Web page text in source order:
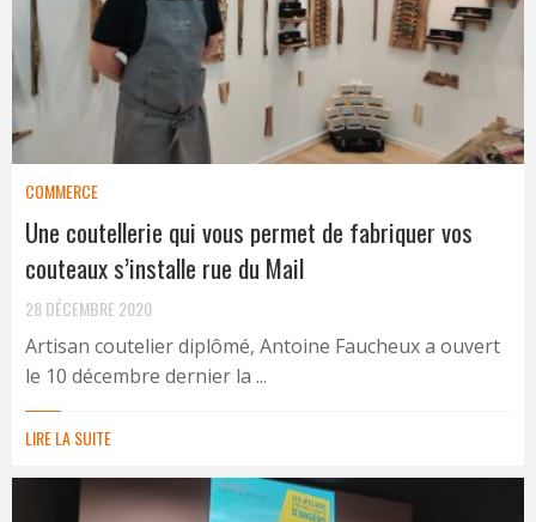
COMMERCE
Une coutellerie qui vous permet de fabriquer vos
couteaux s’installe rue du Mail
28 DÉCEMBRE 2020
Artisan coutelier diplômé, Antoine Faucheux a ouvert
le 10 décembre dernier la ...
LIRE LA SUITE